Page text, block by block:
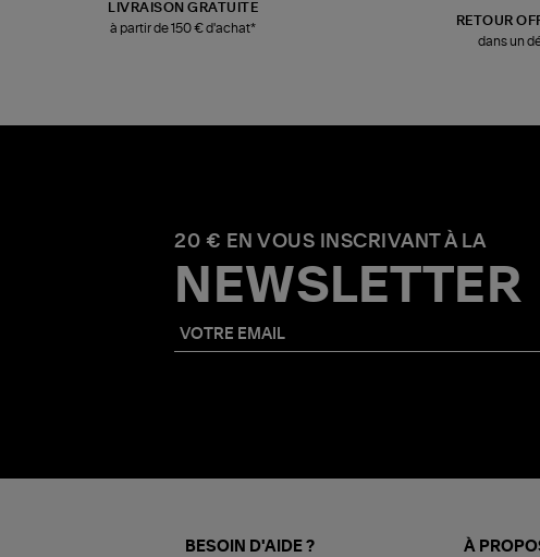
LIVRAISON GRATUITE
à partir de 150 € d'achat*
RETOUR
dans un
20 € EN VOUS INSCRIVANT À LA
NEWSLETTER
BESOIN D'AIDE ? À